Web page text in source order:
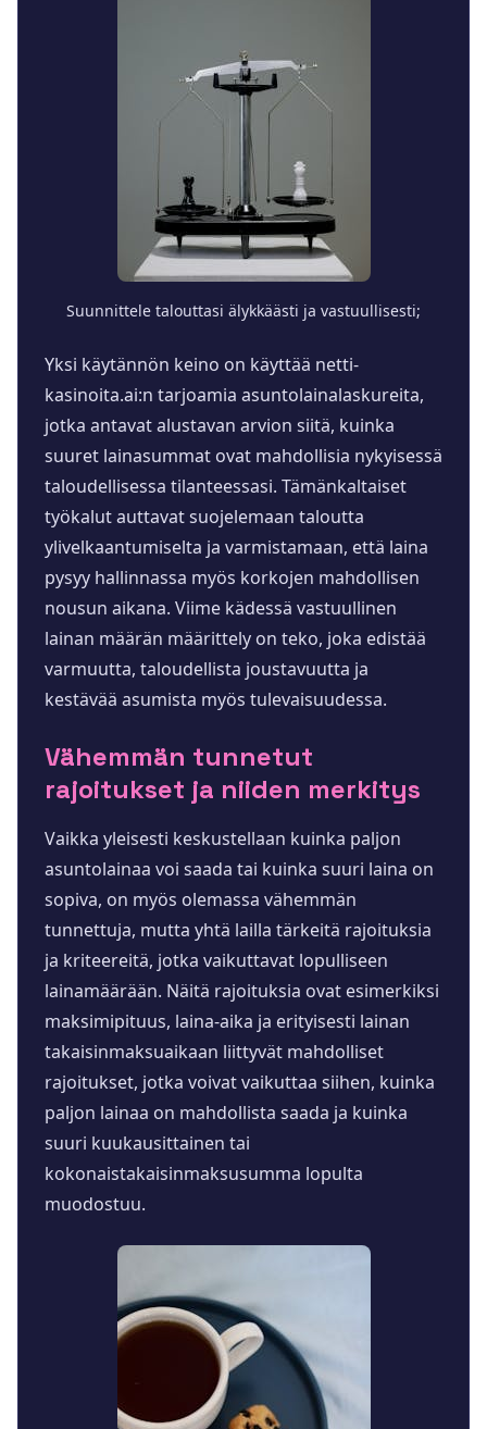
Suunnittele talouttasi älykkäästi ja vastuullisesti;
Yksi käytännön keino on käyttää netti-
kasinoita.ai:n tarjoamia asuntolainalaskureita,
jotka antavat alustavan arvion siitä, kuinka
suuret lainasummat ovat mahdollisia nykyisessä
taloudellisessa tilanteessasi. Tämänkaltaiset
työkalut auttavat suojelemaan taloutta
ylivelkaantumiselta ja varmistamaan, että laina
pysyy hallinnassa myös korkojen mahdollisen
nousun aikana. Viime kädessä vastuullinen
lainan määrän määrittely on teko, joka edistää
varmuutta, taloudellista joustavuutta ja
kestävää asumista myös tulevaisuudessa.
Vähemmän tunnetut
rajoitukset ja niiden merkitys
Vaikka yleisesti keskustellaan kuinka paljon
asuntolainaa voi saada tai kuinka suuri laina on
sopiva, on myös olemassa vähemmän
tunnettuja, mutta yhtä lailla tärkeitä rajoituksia
ja kriteereitä, jotka vaikuttavat lopulliseen
lainamäärään. Näitä rajoituksia ovat esimerkiksi
maksimipituus, laina-aika ja erityisesti lainan
takaisinmaksuaikaan liittyvät mahdolliset
rajoitukset, jotka voivat vaikuttaa siihen, kuinka
paljon lainaa on mahdollista saada ja kuinka
suuri kuukausittainen tai
kokonaistakaisinmaksusumma lopulta
muodostuu.